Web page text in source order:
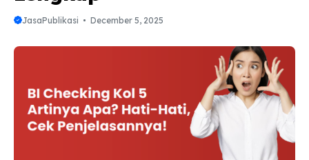
JasaPublikasi December 5, 2025